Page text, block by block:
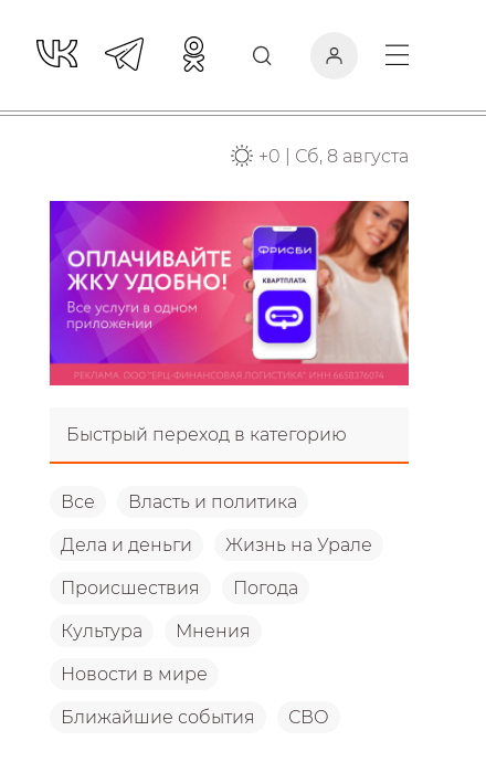
+0 Сб, 8 августа
Быстрый переход в категорию
Все Власть и политика
Дела и деньги Жизнь на Урале
Происшествия Погода
Культура Мнения
Новости в мире
Ближайшие события СВО